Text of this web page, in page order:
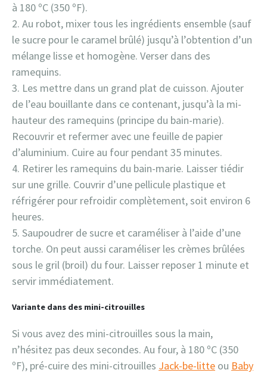
à 180 ºC (350 ºF).
Au robot, mixer tous les ingrédients ensemble (sauf
le sucre pour le caramel brûlé) jusqu’à l’obtention d’un
mélange lisse et homogène. Verser dans des
ramequins.
Les mettre dans un grand plat de cuisson. Ajouter
de l’eau bouillante dans ce contenant, jusqu’à la mi-
hauteur des ramequins (principe du bain-marie).
Recouvrir et refermer avec une feuille de papier
d’aluminium. Cuire au four pendant 35 minutes.
Retirer les ramequins du bain-marie. Laisser tiédir
sur une grille. Couvrir d’une pellicule plastique et
réfrigérer pour refroidir complètement, soit environ 6
heures.
Saupoudrer de sucre et caraméliser à l’aide d’une
torche. On peut aussi caraméliser les crèmes brûlées
sous le gril (broil) du four. Laisser reposer 1 minute et
servir immédiatement.
Variante dans des mini-citrouilles
Si vous avez des mini-citrouilles sous la main,
n’hésitez pas deux secondes. Au four, à 180 ºC (350
ºF), pré-cuire des mini-citrouilles Jack-be-litte ou Baby